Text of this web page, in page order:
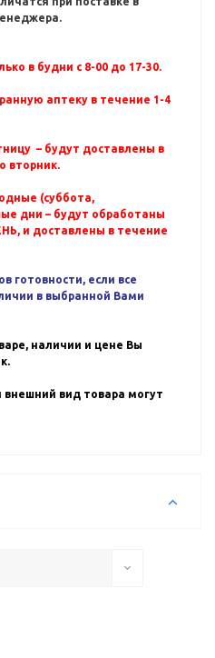
в будни с 8-00 до 17-30.
аптеку в течение 1-4
– будут доставлены в
вторник.
(суббота,
дни – будут обработаны
и доставлены в течение
готовности, если все
в выбранной Вами
наличии и цене Вы
внешний вид товара могут